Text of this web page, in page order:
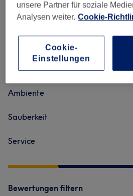
Salonbewertungen
4,9
Ambiente
Sauberkeit
Service
Bewertungen filtern
unsere Partner für soziale
Analysen weiter. Cookie-
Cookie-
Einstellungen